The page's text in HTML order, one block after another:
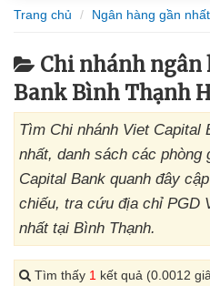
Trang chủ Ngân hàng gần nhất
Chi nhánh
Bank Bình Thạnh
Tìm Chi nhánh Viet Capital
nhất, danh sách các phòng
Capital Bank quanh đây
chiếu, tra cứu địa chỉ PGD
nhất tại Bình Thạnh.
Tìm thấy 1 kết quả (0.0012